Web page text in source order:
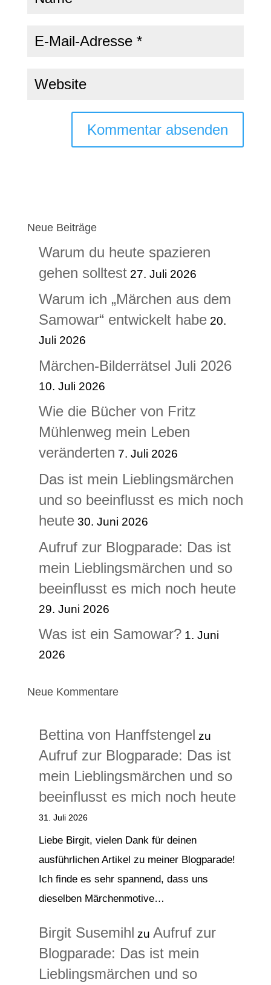
Neue Beiträge
Warum du heute spazieren
gehen solltest 27. Juli 2026
Warum ich „Märchen aus dem
Samowar“ entwickelt habe 20.
Juli 2026
Märchen-Bilderrätsel Juli 2026
10. Juli 2026
Wie die Bücher von Fritz
Mühlenweg mein Leben
veränderten 7. Juli 2026
Das ist mein Lieblingsmärchen
und so beeinflusst es mich noch
heute 30. Juni 2026
Aufruf zur Blogparade: Das ist
mein Lieblingsmärchen und so
beeinflusst es mich noch heute
29. Juni 2026
Was ist ein Samowar? 1. Juni
2026
Neue Kommentare
Bettina von Hanffstengel zu
Aufruf zur Blogparade: Das ist
mein Lieblingsmärchen und so
beeinflusst es mich noch heute
31. Juli 2026
Liebe Birgit, vielen Dank für deinen
ausführlichen Artikel zu meiner Blogparade!
Ich finde es sehr spannend, dass uns
dieselben Märchenmotive…
Birgit Susemihl zu Aufruf zur
Blogparade: Das ist mein
Lieblingsmärchen und so